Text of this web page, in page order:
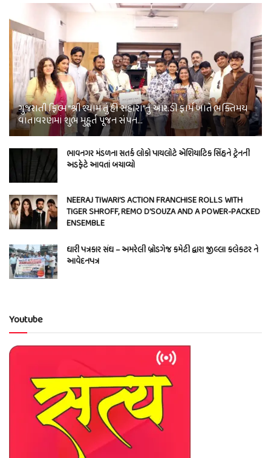
ગુજરાતી ફિલ્મ “શ્રી શ્યામ તું હી સહારા”નું આર.ડી ફાર્મ ખાતે ભક્તિમય
વાતાવરણમાં શુભ મુહૂર્ત પૂજન સંપન…
ભાવનગર મંડળના સતર્ક લોકો પાયલોટે એશિયાટિક સિંહને ટ્રેનની
અડફેટે આવતાં બચાવ્યો
NEERAJ TIWARI’S ACTION FRANCHISE ROLLS WITH
TIGER SHROFF, REMO D’SOUZA AND A POWER-PACKED
ENSEMBLE
ધારી પત્રકાર સંઘ – અમરેલી બ્રોડગેજ કમેટી દ્વારા જીલ્લા કલેકટર ને
આવેદનપત્ર
Youtube